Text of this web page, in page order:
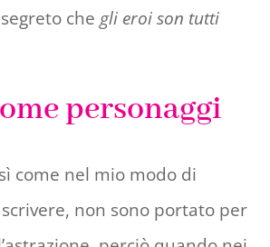
che gli eroi son tutti
personaggi
come nel mio modo di
non sono portato per